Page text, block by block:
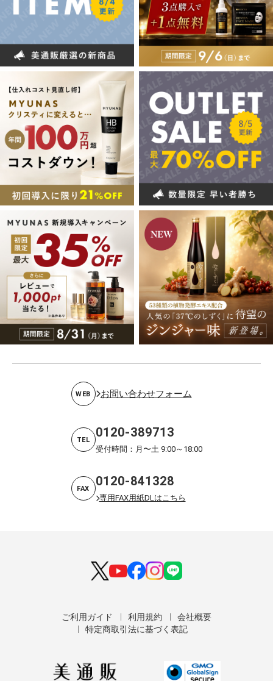
WEB お問い合わせフォーム
TEL 0120-389713
受付時間：月〜土 9:00～18:00
FAX 0120-841328
専用FAX用紙DLはこちら
ご利用ガイド 利用規約
会社概要
特定商取引法に基づく表記